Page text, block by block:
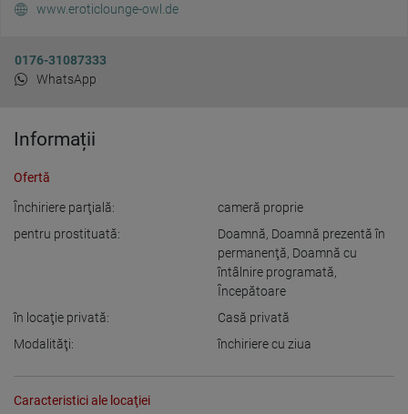
www.eroticlounge-owl.de
0176-31087333
WhatsApp
Informații
Ofertă
Închiriere parţială:
cameră proprie
pentru prostituată:
Doamnă, Doamnă prezentă în
permanenţă, Doamnă cu
întâlnire programată,
Începătoare
în locaţie privată:
Casă privată
Modalităţi:
închiriere cu ziua
Caracteristici ale locaţiei